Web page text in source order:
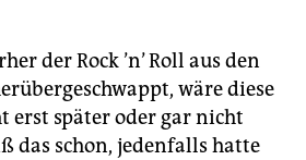
der Rock ’n’ Roll aus den
wäre diese
erst später oder gar nicht
das schon, jedenfalls hatte